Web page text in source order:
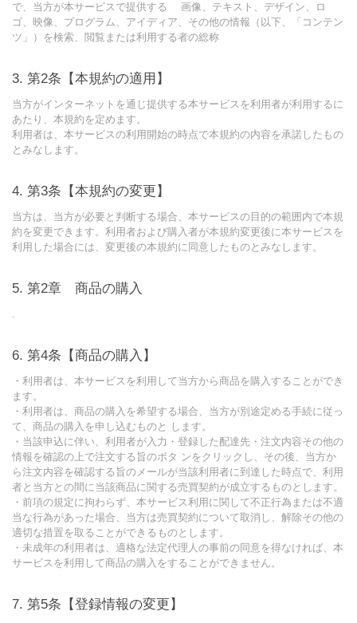
で、当方が本サービスで提供する 画像、テキスト、デザイン、ロ
ゴ、映像、プログラム、アイディア、その他の情報（以下、「コンテン
ツ」）を検索、閲覧または利用する者の総称
第2条【本規約の適用】
当方がインターネットを通じ提供する本サービスを利用者が利用するに
あたり、本規約を定めます。
利用者は、本サービスの利用開始の時点で本規約の内容を承諾したもの
とみなします。
第3条【本規約の変更】
当方は、当方が必要と判断する場合、本サービスの目的の範囲内で本規
約を変更できます。利用者および購入者が本規約変更後に本サービスを
利用した場合には、変更後の本規約に同意したものとみなします。
第2章 商品の購入
.
第4条【商品の購入】
・利用者は、本サービスを利用して当方から商品を購入することができ
ます。
・利用者は、商品の購入を希望する場合、当方が別途定める手続に従っ
て、商品の購入を申し込むものと します。
・当該申込に伴い、利用者が入力・登録した配達先・注文内容その他の
情報を確認の上で注文する旨のボタ ンをクリックし、その後、当方か
ら注文内容を確認する旨のメールが当該利用者に到達した時点で、利用
者と当方との間に当該商品に関する売買契約が成立するものとします。
・前項の規定に拘わらず、本サービス利用に関して不正行為または不適
当な行為があった場合、当方は売買契約について取消し、解除その他の
適切な措置を取ることができるものとします。
・未成年の利用者は、適格な法定代理人の事前の同意を得なければ、本
サービスを利用して商品の購入をすることができません。
第5条【登録情報の変更】